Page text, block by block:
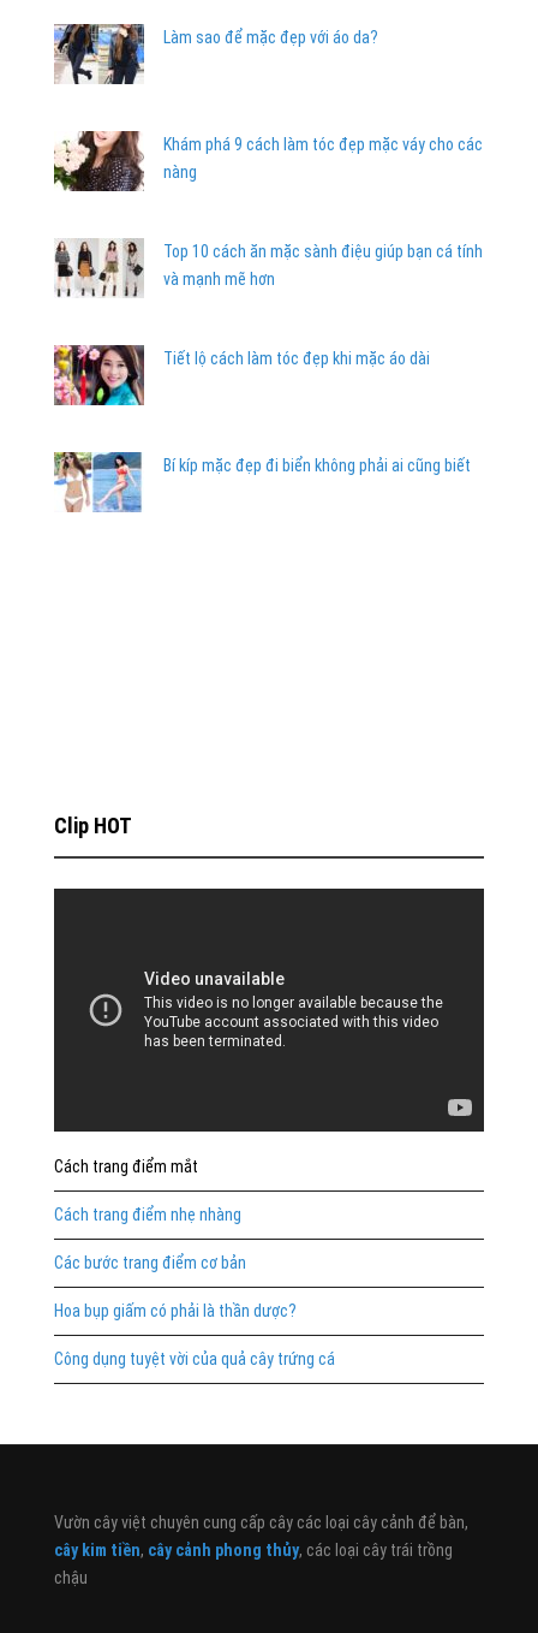
Làm sao để mặc đẹp với áo da?
Khám phá 9 cách làm tóc đẹp mặc váy cho các
nàng
Top 10 cách ăn mặc sành điệu giúp bạn cá tính
và mạnh mẽ hơn
Tiết lộ cách làm tóc đẹp khi mặc áo dài
Bí kíp mặc đẹp đi biển không phải ai cũng biết
Clip HOT
Cách trang điểm mắt
Cách trang điểm nhẹ nhàng
Các bước trang điểm cơ bản
Hoa bụp giấm có phải là thần dược?
Công dụng tuyệt vời của quả cây trứng cá
Vườn cây việt chuyên cung cấp cây các loại cây cảnh để bàn,
cây kim tiền, cây cảnh phong thủy, các loại cây trái trồng
chậu